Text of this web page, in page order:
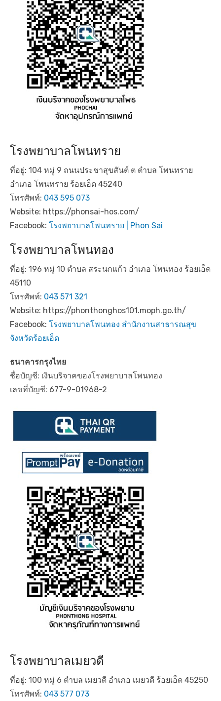
โรงพยาบาลโพนทราย
ที่อยู่: 104 หมู่ 9 ถนนประชาสุขสันต์ ต ตำบล โพนทราย
อำเภอ โพนทราย ร้อยเอ็ด 45240
โทรศัพท์: 043 595 073
Website: https://phonsai-hos.com/
Facebook: โรงพยาบาลโพนทราย | Phon Sai
โรงพยาบาลโพนทอง
ที่อยู่: 196 หมู่ 10 ตำบล สระนกแก้ว อำเภอ โพนทอง ร้อยเอ็ด
45110
โทรศัพท์: 043 571 321
Website: https://phonthonghos101.moph.go.th/
Facebook: โรงพยาบาลโพนทอง สำนักงานสาธารณสุข
จังหวัดร้อยเอ็ด
ธนาคารกรุงไทย
ชื่อบัญชี: เงินบริจาคของโรงพยาบาลโพนทอง
เลขที่บัญชี: 677-9-01968-2
โรงพยาบาลเมยวดี
ที่อยู่: 100 หมู่ 6 ตำบล เมยวดี อำเภอ เมยวดี ร้อยเอ็ด 45250
โทรศัพท์: 043 577 073